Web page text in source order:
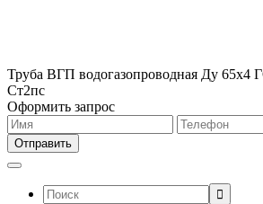
Труба ВГП водогазопроводная Ду 65х4
Ст2пс
Оформить запрос
Поиск: